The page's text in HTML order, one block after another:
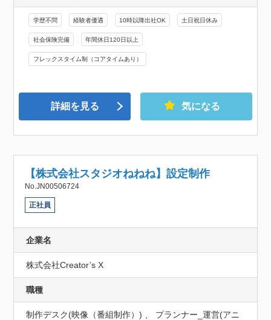
学歴不問 経験者優遇 10時以降出社OK 土日祝日休み
社会保険完備 年間休日120日以上
フレックスタイム制（コアタイムあり）
詳細を見る 気になる
【株式会社スタジオねねね】設定制作
No.JN00506724
正社員
企業名
株式会社Creator’s X
職種
制作デスク(映像（番組制作）) 、 プランナー_運営(アニ